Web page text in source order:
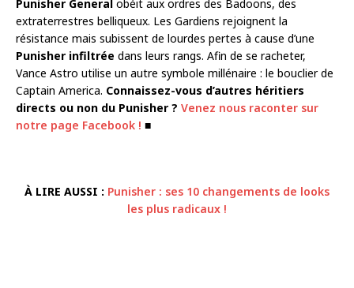
Punisher General obéit aux ordres des Badoons, des
extraterrestres belliqueux. Les Gardiens rejoignent la
résistance mais subissent de lourdes pertes à cause d’une
Punisher infiltrée dans leurs rangs. Afin de se racheter,
Vance Astro utilise un autre symbole millénaire : le bouclier de
Captain America. Connaissez-vous d’autres héritiers
directs ou non du Punisher ? Venez nous raconter sur
notre page Facebook ! ■
À LIRE AUSSI : Punisher : ses 10 changements de looks
les plus radicaux !